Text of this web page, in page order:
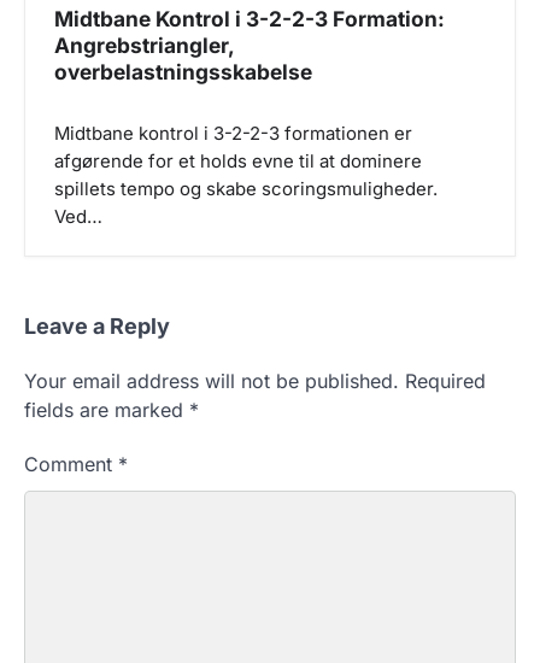
Midtbane Kontrol i 3-2-2-3 Formation:
Angrebstriangler,
overbelastningsskabelse
Midtbane kontrol i 3-2-2-3 formationen er
afgørende for et holds evne til at dominere
spillets tempo og skabe scoringsmuligheder.
Ved…
Leave a Reply
Your email address will not be published. Required
fields are marked *
Comment *